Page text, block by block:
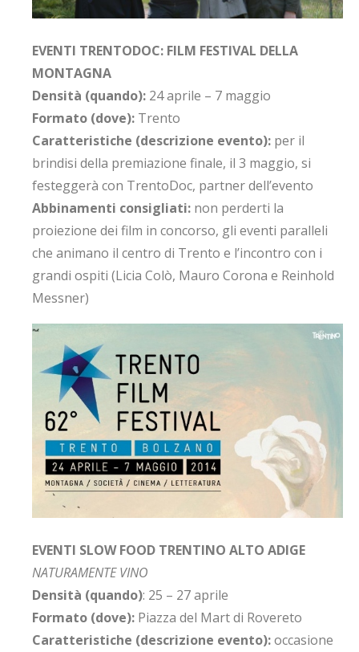
EVENTI TRENTODOC: FILM FESTIVAL DELLA
MONTAGNA
Densità (quando): 24 aprile – 7 maggio
Formato (dove): Trento
Caratteristiche (descrizione evento): per il
brindisi della premiazione finale, il 3 maggio, si
festeggerà con TrentoDoc, partner dell’evento
Abbinamenti consigliati: non perderti la
proiezione dei film in concorso, gli eventi paralleli
che animano il centro di Trento e l’incontro con i
grandi ospiti (Licia Colò, Mauro Corona e Reinhold
Messner)
EVENTI SLOW FOOD TRENTINO ALTO ADIGE
NATURAMENTE VINO
Densità (quando): 25 – 27 aprile
Formato (dove): Piazza del Mart di Rovereto
Caratteristiche (descrizione evento):occasione